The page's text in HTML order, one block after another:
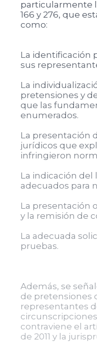
particularmente
166 y 276, que
como:
La identificación
sus
La
pretensiones y
que las
enumerados.
La presentación
jurídicos que
infringieron
La indicación del
adecuados para
La presentación
y la remisión de
La adecuada
pruebas.
Además, se
de pretensiones
representantes
contraviene el
de 2011 y la